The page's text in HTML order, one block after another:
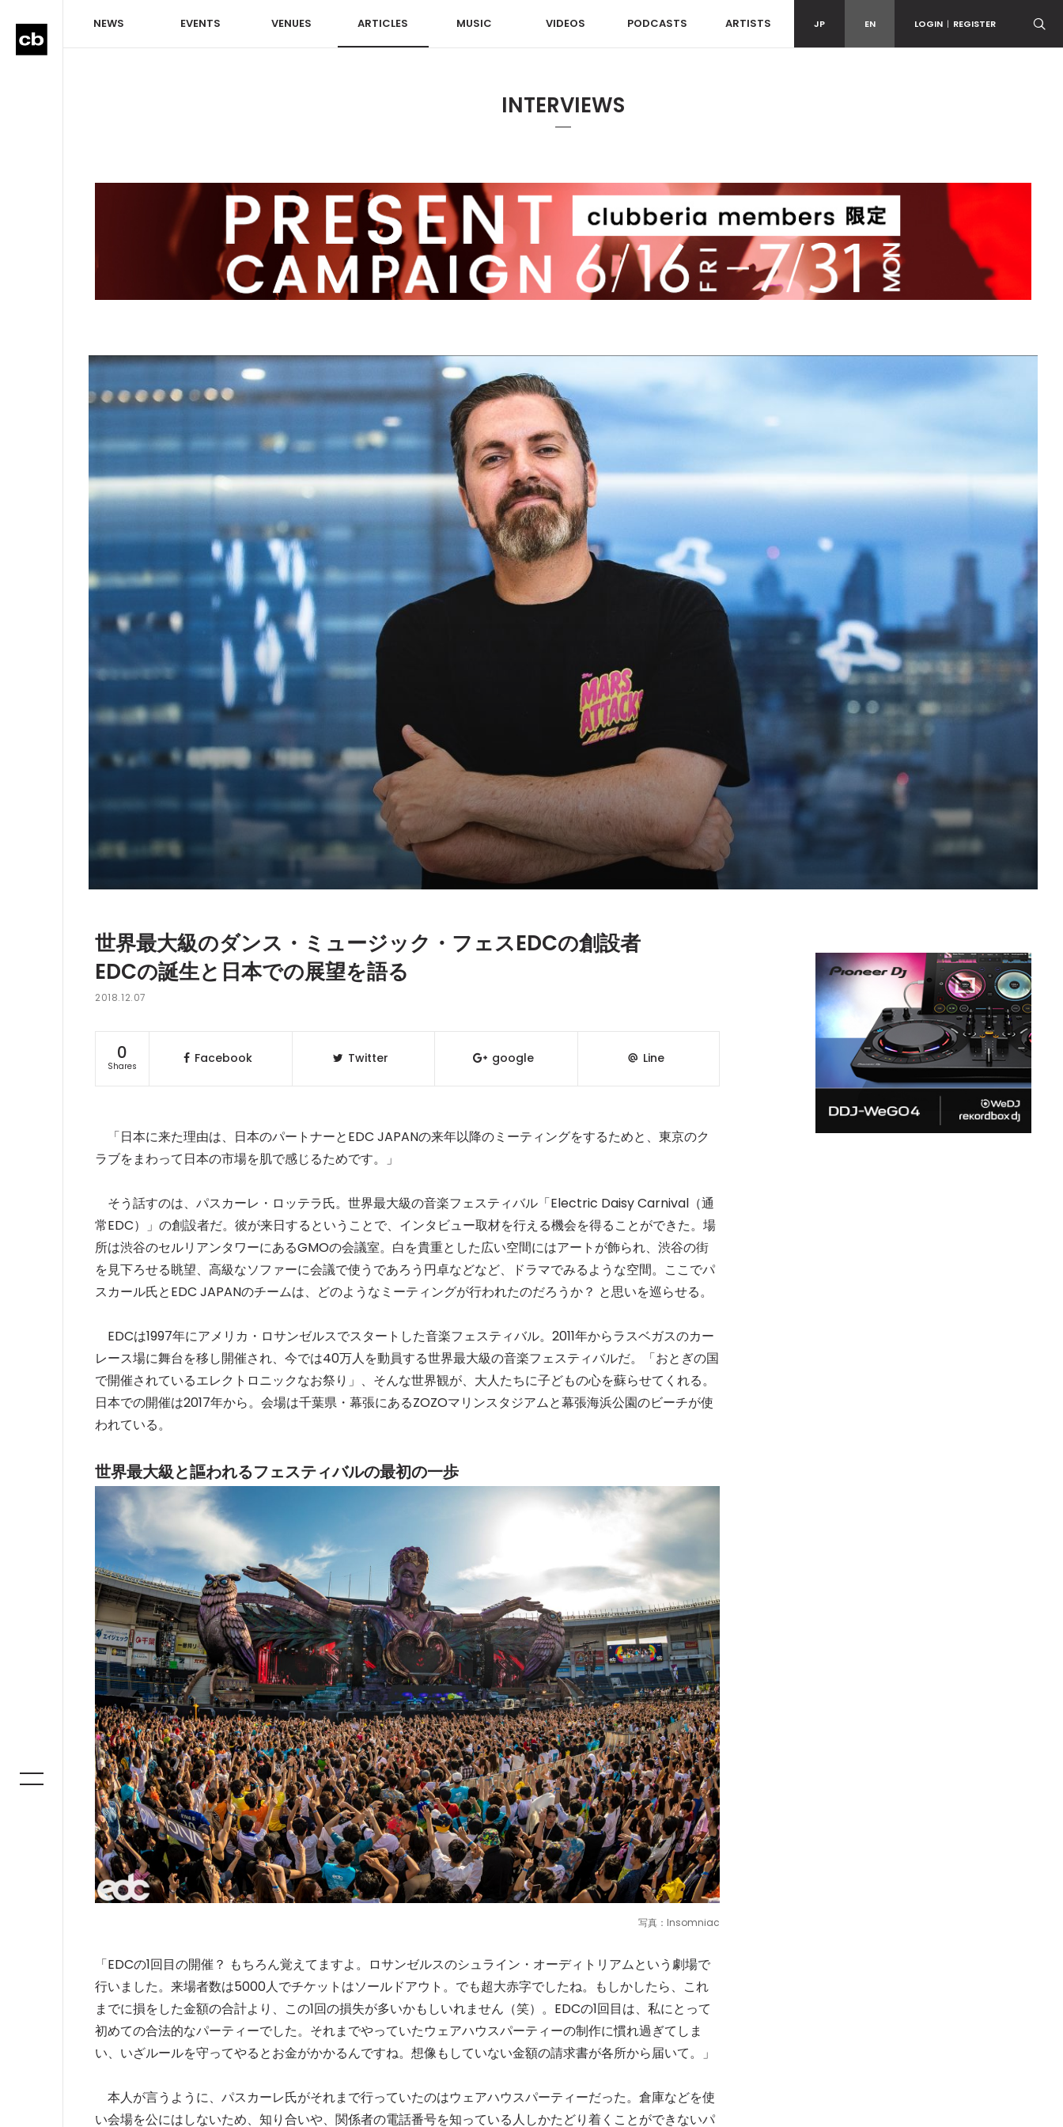
NEWS EVENTS VENUES ARTICLES MUSIC VIDEOS PODCASTS ARTISTS JP EN LOGIN | REGISTER
INTERVIEWS
世界最大級のダンス・ミュージック・フェスEDCの創設者
EDCの誕生と日本での展望を語る
2018.12.07
0
Shares
Facebook Twitter google Line
「日本に来た理由は、日本のパートナーとEDC JAPANの来年以降のミーティングをするためと、東京のク
ラブをまわって日本の市場を肌で感じるためです。」
そう話すのは、パスカーレ・ロッテラ氏。世界最大級の音楽フェスティバル「Electric Daisy Carnival（通
常EDC）」の創設者だ。彼が来日するということで、インタビュー取材を行える機会を得ることができた。場
所は渋谷のセルリアンタワーにあるGMOの会議室。白を貴重とした広い空間にはアートが飾られ、渋谷の街
を見下ろせる眺望、高級なソファーに会議で使うであろう円卓などなど、ドラマでみるような空間。ここでパ
スカール氏とEDC JAPANのチームは、どのようなミーティングが行われたのだろうか？ と思いを巡らせる。
EDCは1997年にアメリカ・ロサンゼルスでスタートした音楽フェスティバル。2011年からラスベガスのカー
レース場に舞台を移し開催され、今では40万人を動員する世界最大級の音楽フェスティバルだ。「おとぎの国
で開催されているエレクトロニックなお祭り」、そんな世界観が、大人たちに子どもの心を蘇らせてくれる。
日本での開催は2017年から。会場は千葉県・幕張にあるZOZOマリンスタジアムと幕張海浜公園のビーチが使
われている。
世界最大級と謳われるフェスティバルの最初の一歩
写真：Insomniac
「EDCの1回目の開催？ もちろん覚えてますよ。ロサンゼルスのシュライン・オーディトリアムという劇場で
行いました。来場者数は5000人でチケットはソールドアウト。でも超大赤字でしたね。もしかしたら、これ
までに損をした金額の合計より、この1回の損失が多いかもしいれません（笑）。EDCの1回目は、私にとって
初めての合法的なパーティーでした。それまでやっていたウェアハウスパーティーの制作に慣れ過ぎてしま
い、いざルールを守ってやるとお金がかかるんですね。想像もしていない金額の請求書が各所から届いて。」
本人が言うように、パスカーレ氏がそれまで行っていたのはウェアハウスパーティーだった。倉庫などを使
い会場を公にはしないため、知り合いや、関係者の電話番号を知っている人しかたどり着くことができないパ